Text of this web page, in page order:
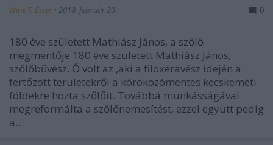
Wine T. Ester • 2018. február 23. 0
180 éve született Mathiász János, a szőlő
megmentője 180 éve született Mathiász János,
szőlőbűvész. Ő volt az ,aki a filoxéravész idején a
fertőzött területekről a kórokozómentes kecskeméti
földekre hozta szőlőit. Továbbá munkásságával
megreformálta a szőlőnemesítést, ezzel együtt pedig
a…